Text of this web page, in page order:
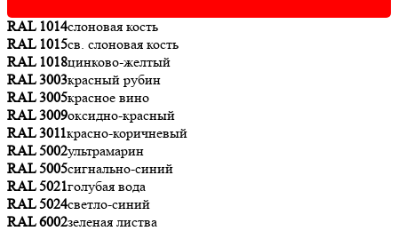
RAL 1014слоновая кость
RAL 1015св. слоновая кость
RAL 1018цинково-желтый
RAL 3003красный рубин
RAL 3005красное вино
RAL 3009оксидно-красный
RAL 3011красно-коричневый
RAL 5002ультрамарин
RAL 5005сигнально-синий
RAL 5021голубая вода
RAL 5024светло-синий
RAL 6002зеленая листва